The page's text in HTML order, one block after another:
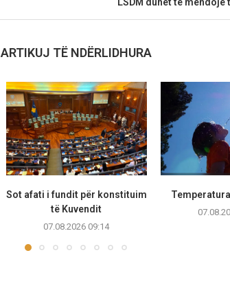
ARTIKUJ TË NDËRLIDHURA
Sot afati i fundit për konstituim
të Kuvendit
07.08.2026 09:14